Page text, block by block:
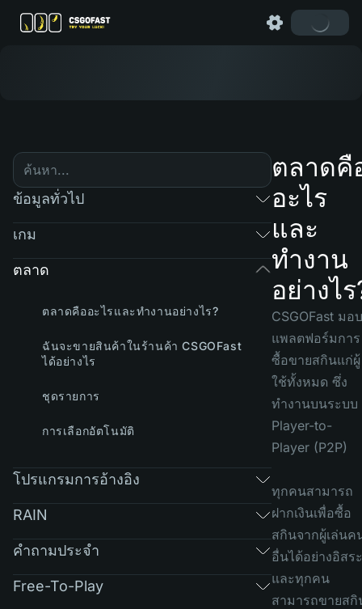
ข้อมูลทั่วไป
เกม
ตลาด
ตลาดคืออะไรและทำงานอย่างไร?
ฉันจะขายสินค้าในร้านค้า CSGOFast
ได้อย่างไร
ชุดรายการ
การเลือกอัตโนมัติ
โปรแกรมการอ้างอิง
RAIN
คำถามประจำ
Free-To-Play
ตลาดคื
อะไร
และ
ทำงาน
อย่างไร
CSGOFast มอบ
แพลตฟอร์มการ
ซื้อขายสกินแก่ผู้
ใช้ทั้งหมด ซึ่ง
ทำงานบนระบบ
Player-to-
Player (P2P)
ทุกคนสามารถ
ฝากเงินเพื่อซื้อ
สกินจากผู้เล่นค
อื่นได้อย่างอิสระ
และทุกคน
สามารถขายสกิ